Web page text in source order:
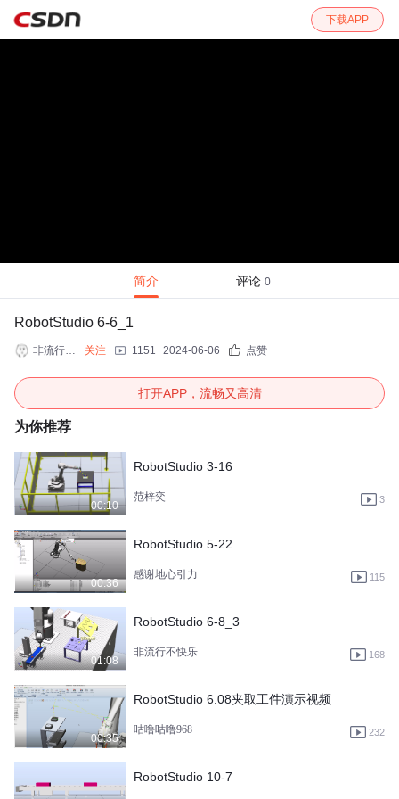
下载APP
简介 评论 0
RobotStudio 6-6_1
非流行不快乐 关注 1151 2024-06-06 点赞
打开APP，流畅又高清
为你推荐
00:10
RobotStudio 3-16
范梓奕 3
00:36
RobotStudio 5-22
感谢地心引力 115
01:08
RobotStudio 6-8_3
非流行不快乐 168
00:35
RobotStudio 6.08夹取工件演示视频
咕噜咕噜968 232
RobotStudio 10-7